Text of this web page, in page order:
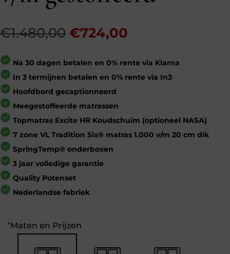
€1.480,00 Oorspronkelijke
was:
€1.480,00.
€724,00
€724,00.
Na 30 dagen betalen en 0% rente via Klarna
In 3 termijnen betalen en 0% rente via In3
Hoofdbord gecaptionneerd
Meegestoffeerde matrassen
Topmatras Excite HR Koudschuim (optioneel NASA)
7 zone VL Tradition Six® matras 1.000 v/m 20 cm dik
SpringTemp® onderboxen
3 jaar volledige garantie
Quality Potenset
Nederlandse fabriek
*Maten en Prijzen